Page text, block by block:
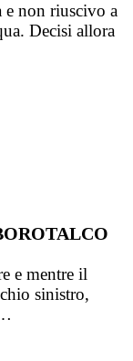
e non riuscivo a
Decisi allora
e mentre il
sinistro,